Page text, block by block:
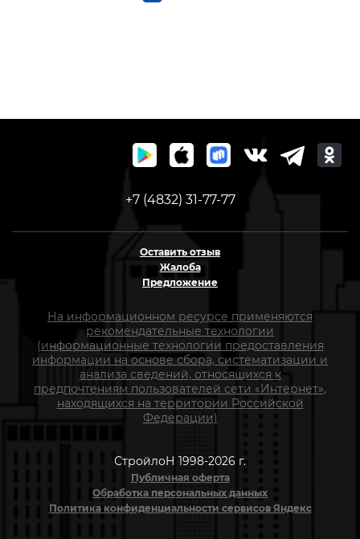
+7 (4832) 31-77-77
Оставить отзыв
Жалоба
Предложение
На информационном ресурсе применяются
рекомендательные технологии
(информационные технологии предоставления
информации на основе сбора, систематизации и
анализа сведений, относящихся к
предпочтениям пользователей сети «Интернет»,
находящихся на территории Российской
Федерации)
СтройлоН 1998-2026 г.
Публичная оферта
Обработка персональных данных
Политика конфиденциальности сервисов Яндекс